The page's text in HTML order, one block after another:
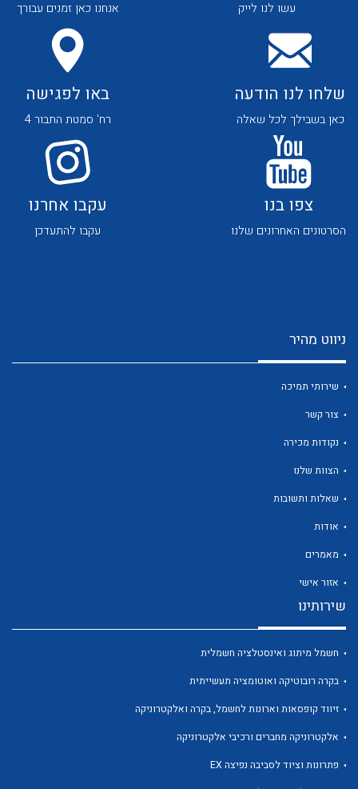
לכל מוצרי היצרן לכל מוצרי היצרן
לכל מוצרי היצרן לכל מוצרי היצרן
לכל מוצרי היצרן
עשו לנו לייק אנחנו כאן זמנים עבורך
שלחו לנו הודעה
כאן בשבילך לכל שאלה
באו לפגישה
רח' סמטת התבור 4
צפו בנו
הסרטונים האחרונים שלנו
עקבו אחרנו
עקבו להתעדכן
ניווט מהיר
שירותי תמיכה
צור קשר
נקודות מכירה
הצוות שלנו
שאלות ותשובות
אודות
מאמרים
אזור אישי
שירותינו
חשמל מיתוג ואינסטלציה חשמלית
בקרה רובוטיקה ואוטומציה תעשייתית
זיווד קופסאות וארונות לחשמל, בקרה ואלקטרוניקה
אלקטרוניקה מחברים ורכיבי אלקטרוניקה
פתרונות וציוד לסביבה נפיצה EX